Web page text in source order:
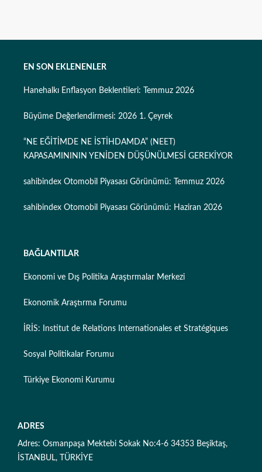
EN SON EKLENENLER
Hanehalkı Enflasyon Beklentileri: Temmuz 2026
Büyüme Değerlendirmesi: 2026 1. Çeyrek
“NE EĞİTİMDE NE İSTİHDAMDA” (NEET)
KAPASAMINININ YENİDEN DÜŞÜNÜLMESİ GEREKİYOR
sahibindex Otomobil Piyasası Görünümü: Temmuz 2026
sahibindex Otomobil Piyasası Görünümü: Haziran 2026
BAĞLANTILAR
Ekonomi ve Dış Politika Araştırmalar Merkezi
Ekonomik Araştırma Forumu
İRİS: Institut de Relations Internationales et Stratégiques
Sosyal Politikalar Forumu
Türkiye Ekonomi Kurumu
ADRES
Adres: Osmanpaşa Mektebi Sokak No:4-6 34353 Beşiktaş,
İSTANBUL, TÜRKİYE